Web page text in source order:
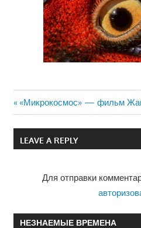
Навигация
по
Previous
Post:
«Микрокосмос» — фильм
LEAVE A REPLY
Для отправки
НЕЗНАЕМЫЕ ВРЕМЕНА